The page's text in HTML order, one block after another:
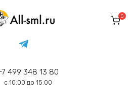
499 348 13 80
с 10:00 до 15:00
0